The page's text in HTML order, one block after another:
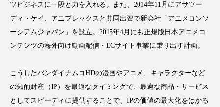
カカイオイル ガジェット キーワード
クルエルティフリー クレンジング
コグニティブヘルス コスト削減
ツビジネスに一段と力を入れる。また、2014年11月にアサツー
ディ・ケイ、アニプレックスと共同出資で新会社「アニメコンソ
ーシアムジャパン」を設立。2015年4月にも正規版日本アニメコ
ンテンツの海外向け動画配信・ECサイト事業に乗り出す計画。
こうしたバンダイナムコHDの漫画やアニメ、キャラクターなど
の知的財産（IP）を最適なタイミングで、最適な商品・サービス
としてスピーディに提供することで、IPの価値の最大化をはかる